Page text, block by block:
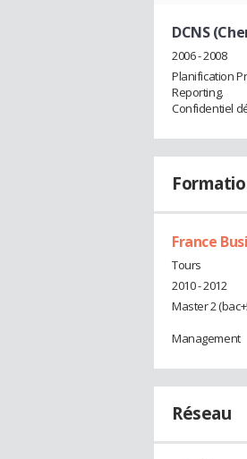
DCNS
2006 - 2008
Planification
Reporting.
Confidentiel
France
Tours
2010 - 2012
Master 2
Management
Réseau